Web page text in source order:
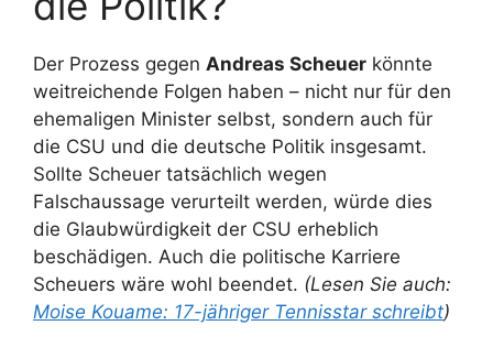
Der Prozess gegen Andreas Scheuer könnte
weitreichende Folgen haben – nicht nur für den
ehemaligen Minister selbst, sondern auch für
die CSU und die deutsche Politik insgesamt.
Sollte Scheuer tatsächlich wegen
Falschaussage verurteilt werden, würde dies
die Glaubwürdigkeit der CSU erheblich
beschädigen. Auch die politische Karriere
Scheuers wäre wohl beendet. (Lesen Sie auch:
Moise Kouame: 17-jähriger Tennisstar schreibt)